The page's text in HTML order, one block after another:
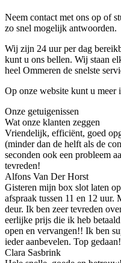
Neem contact met ons op of
zo snel mogelijk antwoorden.
Wij zijn 24 uur per dag
kunt u ons bellen. Wij staan
heel Ommeren de snelste
Op onze website kunt u meer
Onze getuigenissen
Wat onze klanten zeggen
Vriendelijk, efficiënt, goed
(minder dan de helft als de
seconden ook een probleem
tevreden!
Alfons Van Der Horst
Gisteren mijn box slot laten
afspraak tussen 11 en 12 uur.
deur. Ik ben zeer tevreden
eerlijke prijs die ik heb
open en vervangen!! Ik ben
ieder aanbevelen. Top gedaan!
Clara Sasbrink